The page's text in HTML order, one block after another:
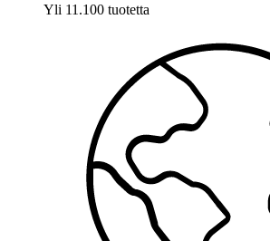
Yli 11.100 tuotetta